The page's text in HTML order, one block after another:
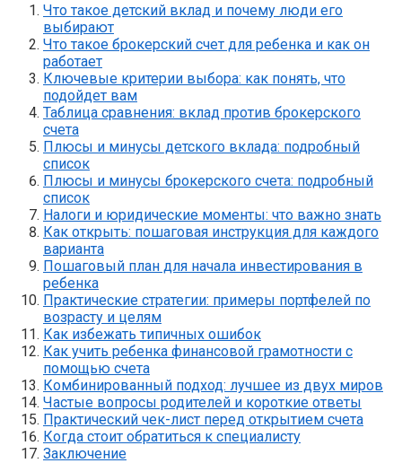
Что такое детский вклад и почему люди его
выбирают
Что такое брокерский счет для ребенка и как он
работает
Ключевые критерии выбора: как понять, что
подойдет вам
Таблица сравнения: вклад против брокерского
счета
Плюсы и минусы детского вклада: подробный
список
Плюсы и минусы брокерского счета: подробный
список
Налоги и юридические моменты: что важно знать
Как открыть: пошаговая инструкция для каждого
варианта
Пошаговый план для начала инвестирования в
ребенка
Практические стратегии: примеры портфелей по
возрасту и целям
Как избежать типичных ошибок
Как учить ребенка финансовой грамотности с
помощью счета
Комбинированный подход: лучшее из двух миров
Частые вопросы родителей и короткие ответы
Практический чек-лист перед открытием счета
Когда стоит обратиться к специалисту
Заключение